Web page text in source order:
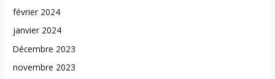
février 2024
janvier 2024
Décembre 2023
novembre 2023